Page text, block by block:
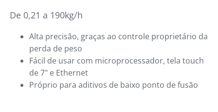
De 0,21 a 190kg/h
Alta precisão, graças ao controle proprietário da
perda de peso
Fácil de usar com microprocessador, tela touch
de 7" e Ethernet
Próprio para aditivos de baixo ponto de fusão